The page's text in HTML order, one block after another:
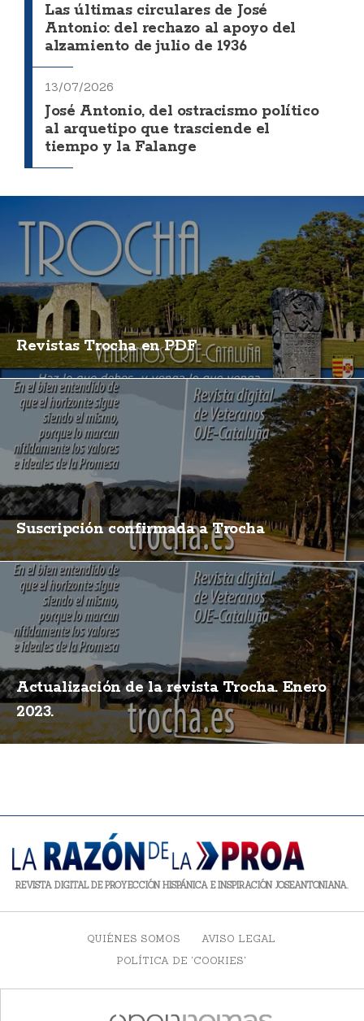
Las últimas circulares de José
Antonio: del rechazo al apoyo del
alzamiento de julio de 1936
13/07/2026
José Antonio, del ostracismo político
al arquetipo que trasciende el
tiempo y la Falange
Revistas Trocha en PDF
Suscripción confirmada a Trocha
Actualización de la revista Trocha. Enero
2023.
REVISTA DIGITAL DE PROYECCIÓN HISPÁNICA E INSPIRACIÓN JOSEANTONIANA.
QUIÉNES SOMOS
AVISO LEGAL
POLÍTICA DE 'COOKIES'